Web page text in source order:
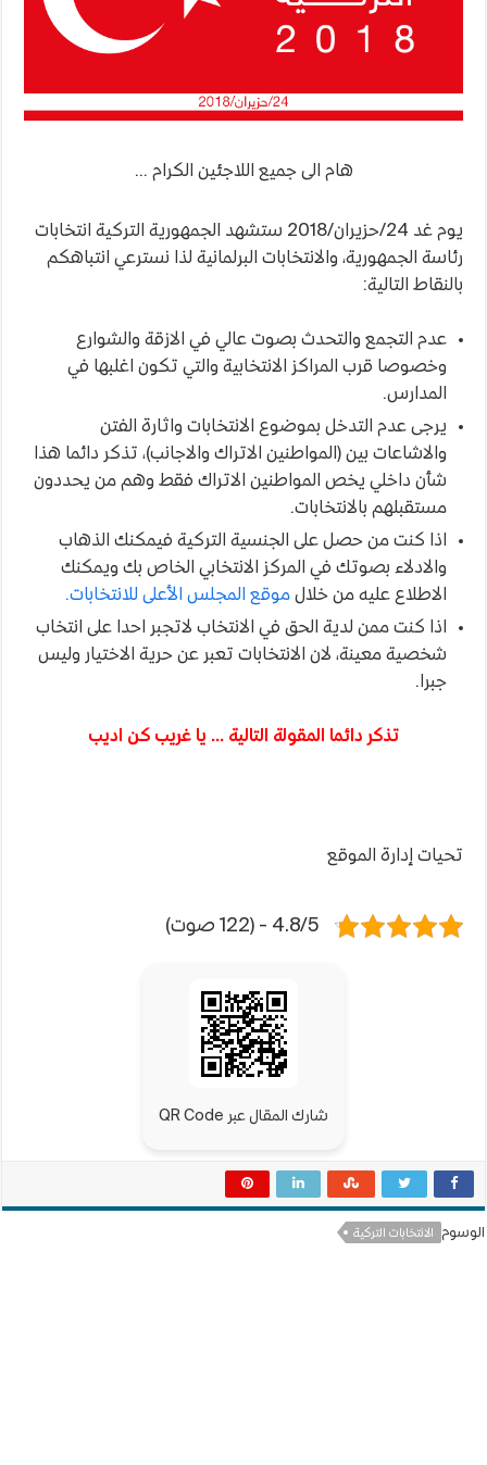
هام الى جميع اللاجئين الكرام …
يوم غد 24/حزيران/2018 ستشهد الجمهورية التركية انتخابات
رئاسة الجمهورية، والانتخابات البرلمانية لذا نسترعي انتباهكم
بالنقاط التالية:
عدم التجمع والتحدث بصوت عالي في الازقة والشوارع
وخصوصا قرب المراكز الانتخابية والتي تكون اغلبها في
المدارس.
يرجى عدم التدخل بموضوع الانتخابات واثارة الفتن
والاشاعات بين (المواطنين الاتراك والاجانب)، تذكر دائما هذا
شأن داخلي يخص المواطنين الاتراك فقط وهم من يحددون
مستقبلهم بالانتخابات.
اذا كنت من حصل على الجنسية التركية فيمكنك الذهاب
والادلاء بصوتك في المركز الانتخابي الخاص بك ويمكنك
الاطلاع عليه من خلال موقع المجلس الأعلى للانتخابات.
اذا كنت ممن لدية الحق في الانتخاب لاتجبر احدا على انتخاب
شخصية معينة، لان الانتخابات تعبر عن حرية الاختيار وليس
جبرا.
تذكر دائما المقولة التالية … يا غريب كن اديب
تحيات إدارة الموقع
4.8/5 - (122 صوت)
شارك المقال عبر QR Code
الوسوم الانتخابات التركية